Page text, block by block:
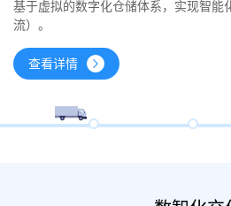
基于虚拟的数字化仓储体系，实现智
流）。
查看详情